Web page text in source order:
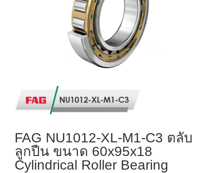
FAG NU1012-XL-M1-C3 ตลับ
ลูกปืน ขนาด 60x95x18
Cylindrical Roller Bearing